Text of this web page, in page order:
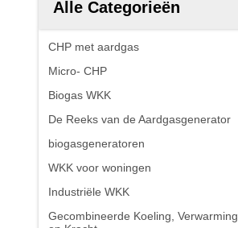
Alle Categorieën
CHP met aardgas
Micro- CHP
Biogas WKK
De Reeks van de Aardgasgenerator
biogasgeneratoren
WKK voor woningen
Industriële WKK
Gecombineerde Koeling, Verwarming